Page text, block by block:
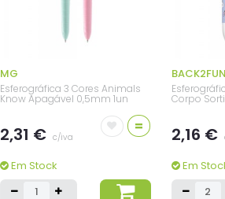
MG
Esferográfica 3 Cores Animals
Know Apagável 0,5mm 1un
2,31 € c/iva
=
Em Stock
BACK2FUN
Corpo
2,16 €
Em